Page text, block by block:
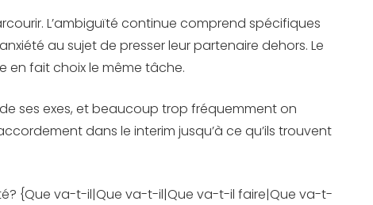
L’ambiguïté continue comprend spécifiques
au sujet de presser leur partenaire dehors. Le
fait choix le même tâche.
ses exes, et beaucoup trop fréquemment on
dans le interim jusqu’à ce qu’ils trouvent
{Que va-t-il|Que va-t-il|Que va-t-il faire|Que va-t-